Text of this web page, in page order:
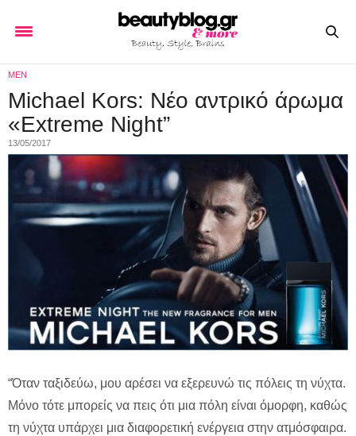
MEN
Michael Kors: Νέο αντρικό άρωμα
«Extreme Night”
13/05/2017
“Όταν ταξιδεύω, μου αρέσει να εξερευνώ τις πόλεις τη νύχτα.
Μόνο τότε μπορείς να πεις ότι μια πόλη είναι όμορφη, καθώς
τη νύχτα υπάρχει μια διαφορετική ενέργεια στην ατμόσφαιρα.